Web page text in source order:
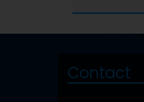
Contact